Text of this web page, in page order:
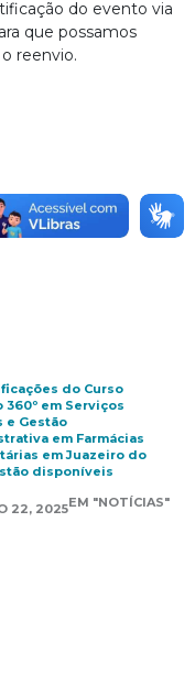
do evento via
que possamos
reenvio.
do Curso
360º em Serviços
e Gestão
em Farmácias
em Juazeiro do
disponíveis
22, 2025EM "NOTÍCIAS"